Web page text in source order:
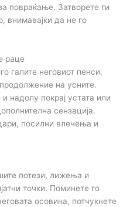
повраќање. Затворете ги
внимавајќи да не го
раце
галите неговиот пенси.
на усните.
надолу покрај устата или
сензација.
посилни влечења и
потези, лижења и
точки. Поминете го
осовина, потчукнете